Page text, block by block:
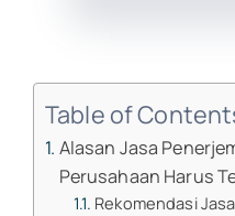
Table of
Alasan Jasa
Perusahaan Harus
Rekomendasi